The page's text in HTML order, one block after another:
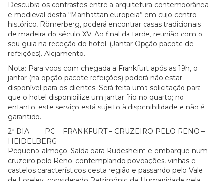
Descubra os contrastes entre a arquitetura contemporânea
e medieval desta “Manhattan europeia” em cujo centro
histórico, Römerberg, poderá encontrar casas tradicionais
de madeira do século XV. Ao final da tarde, reunião com o
seu guia na receção do hotel. (Jantar Opção pacote de
refeições). Alojamento.
Nota: Para voos com chegada a Frankfurt após as 19h, o
jantar (na opção pacote refeições) poderá não estar
disponível para os clientes. Será feita uma solicitação para
que o hotel disponibilize um jantar frio no quarto; no
entanto, este serviço está sujeito à disponibilidade e não é
garantido.
2º DIA PC FRANKFURT – CRUZEIRO PELO RENO –
HEIDELBERG
Pequeno-almoço. Saída para Rudesheim e embarque num
cruzeiro pelo Reno, contemplando povoações, vinhas e
castelos característicos desta região e passando pelo Vale